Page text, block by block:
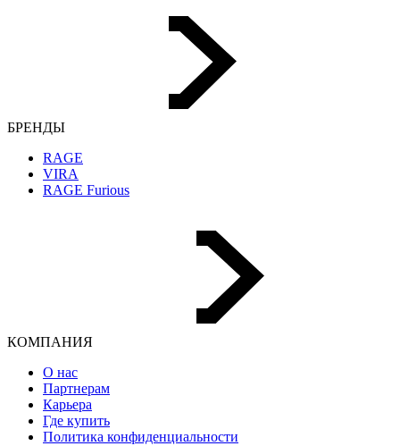
БРЕНДЫ
RAGE
VIRA
RAGE Furious
КОМПАНИЯ
О нас
Партнерам
Карьера
Где купить
Политика конфиденциальности